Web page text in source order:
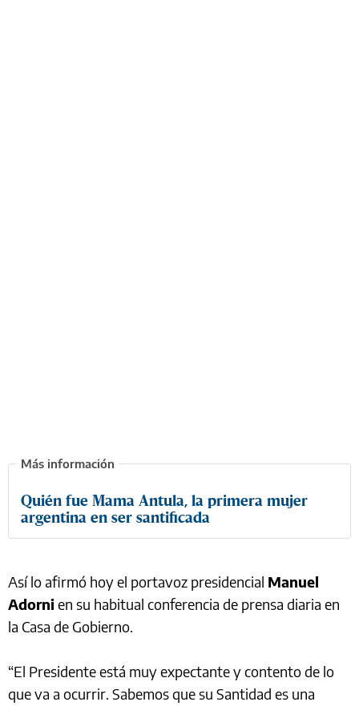
Quién fue Mama Antula, la primera mujer
argentina en ser santificada
Así lo afirmó hoy el portavoz presidencial Manuel
Adornien su habitual conferencia de prensa diaria en
la Casa de Gobierno.
“El Presidente está muy expectante y contento de lo
que va a ocurrir. Sabemos que su Santidad es una